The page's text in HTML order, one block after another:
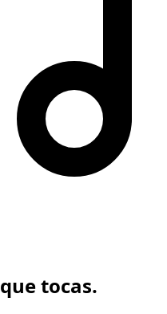
que tocas.